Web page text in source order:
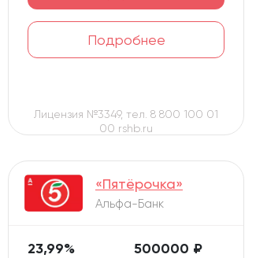
Подробнее
Лицензия №3349, тел. 8 800 100 01
00 rshb.ru
«Пятёрочка»
Альфа-Банк
23,99% 500000 ₽